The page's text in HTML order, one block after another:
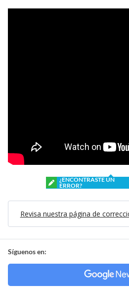
¿ENCONTRASTE UN
ERROR?
Revisa nuestra página de
Síguenos en: